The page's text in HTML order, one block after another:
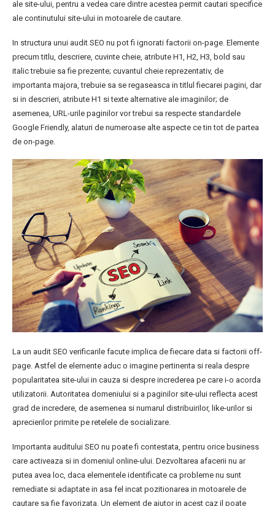
ale site-ului, pentru a vedea care dintre acestea permit cautari specifice
ale continutului site-ului in motoarele de cautare.
In structura unui audit SEO nu pot fi ignorati factorii on-page. Elemente
precum titlu, descriere, cuvinte cheie, atribute H1, H2, H3, bold sau
italic trebuie sa fie prezente; cuvantul cheie reprezentativ, de
importanta majora, trebuie sa se regaseasca in titlul fiecarei pagini, dar
si in descrieri, atribute H1 si texte alternative ale imaginilor; de
asemenea, URL-urile paginilor vor trebui sa respecte standardele
Google Friendly, alaturi de numeroase alte aspecte ce tin tot de partea
de on-page.
La un audit SEO verificarile facute implica de fiecare data si factorii off-
page. Astfel de elemente aduc o imagine pertinenta si reala despre
popularitatea site-ului in cauza si despre increderea pe care i-o acorda
utilizatorii. Autoritatea domeniului si a paginilor site-ului reflecta acest
grad de incredere, de asemenea si numarul distribuirilor, like-urilor si
aprecierilor primite pe retelele de socializare.
Importanta auditului SEO nu poate fi contestata, pentru orice business
care activeaza si in domeniul online-ului. Dezvoltarea afacerii nu ar
putea avea loc, daca elementele identificate ca probleme nu sunt
remediate si adaptate in asa fel incat pozitionarea in motoarele de
cautare sa fie favorizata. Un element de ajutor in acest caz il poate